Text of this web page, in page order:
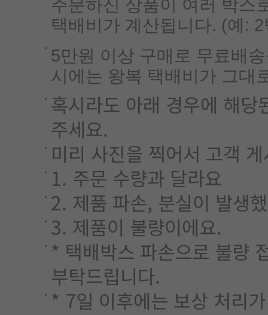
주문하신 상품이 여러 박스
택배비가 계산됩니다. (예:
5만원 이상 구매로 무료배
시에는 왕복 택배비가 그대
혹시라도 아래 경우에 해
주세요.
미리 사진을 찍어서 고객
1. 주문 수량과 달라요
2. 제품 파손, 분실이 발생
3. 제품이 불량이에요.
* 택배박스 파손으로 불량
부탁드립니다.
* 7일 이후에는 보상 처리